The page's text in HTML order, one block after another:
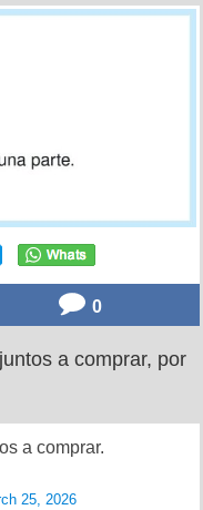
0
a comprar, por
a comprar.
25, 2026